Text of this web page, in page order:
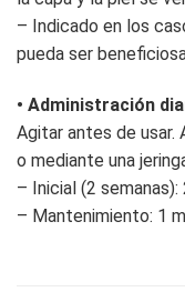
– Indicado en los
pueda ser
• Administración
Agitar antes de usar.
o mediante una
– Inicial (2
– Mantenimiento: 1